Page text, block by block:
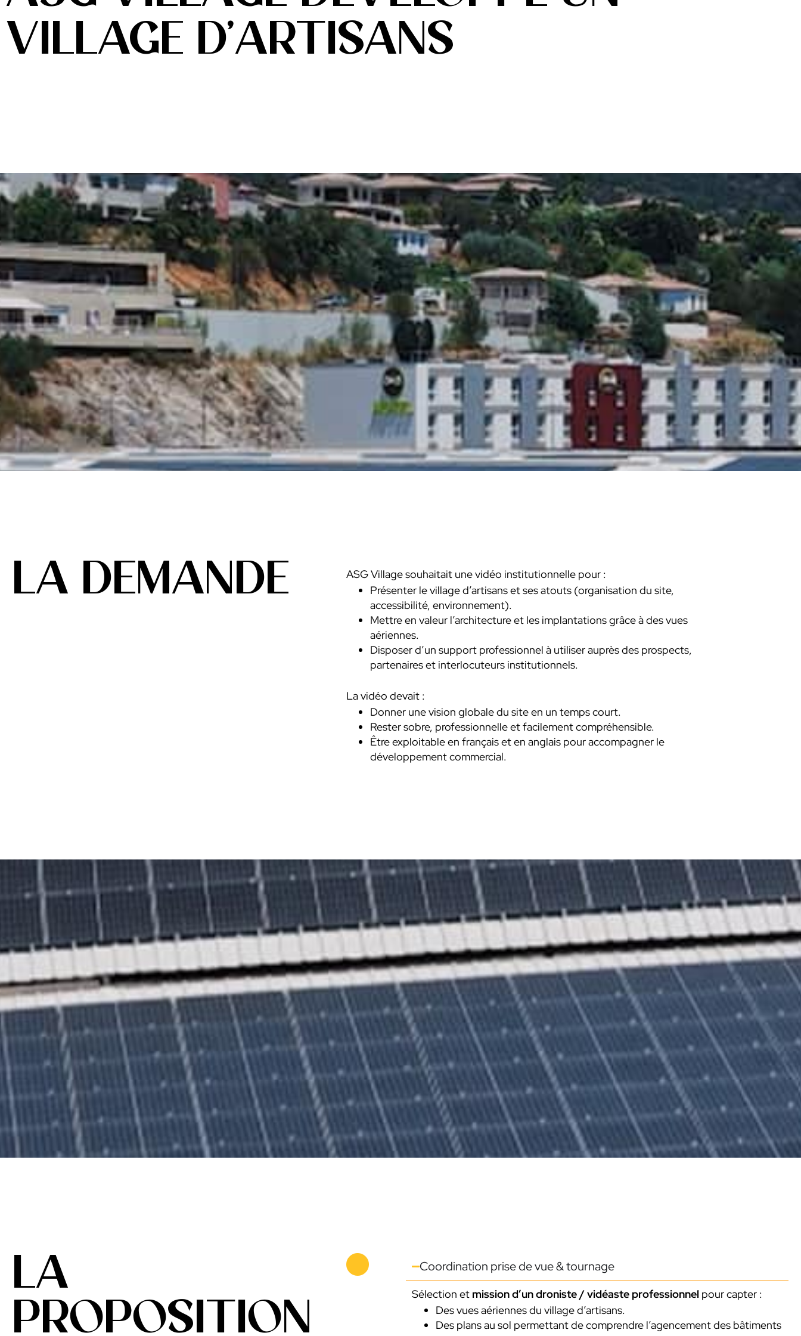
VILLAGE D’ARTISANS
LA DEMANDE
ASG Village souhaitait une vidéo institutionnelle pour :
Présenter le village d’artisans et ses atouts (organisation du site,
accessibilité, environnement).
Mettre en valeur l’architecture et les implantations grâce à des vues
aériennes.
Disposer d’un support professionnel à utiliser auprès des prospects,
partenaires et interlocuteurs institutionnels.
La vidéo devait :
Donner une vision globale du site en un temps court.
Rester sobre, professionnelle et facilement compréhensible.
Être exploitable en français et en anglais pour accompagner le
développement commercial.
LA
PROPOSITION
Coordination prise de vue & tournage
Sélection et mission d’un droniste / vidéaste professionnelpour capter :
Des vues aériennes du village d’artisans.
Des plans au sol permettant de comprendre l’agencement des bâtiments